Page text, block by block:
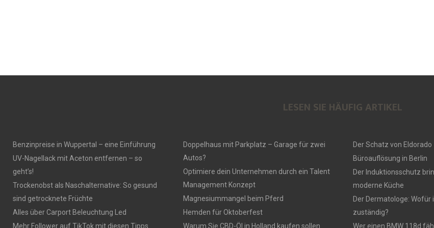
LESEN SIE HÄUFIG ARTIKEL
Benzinpreise in Wuppertal – eine Einführung
UV-Nagellack mit Aceton entfernen – so
geht’s!
Trockenobst als Naschalternative: So gesund
sind getrocknete Früchte
Alles über Carport Beleuchtung Led
Mehr Follower auf TikTok mit diesen Tipps
Doppelhaus mit Parkplatz – Garage für zwei
Autos?
Optimiere dein Unternehmen durch ein Talent
Management Konzept
Magnesiummangel beim Pferd
Hemden für Oktoberfest
Warum Sie CBD-Öl in Holland kaufen sollen
Der Schatz von Eldorado
Büroauflösung in Berlin
Der Induktionsschutz
moderne Küche
Der Dermatologe:
zuständig?
Wer einen BMW 118d